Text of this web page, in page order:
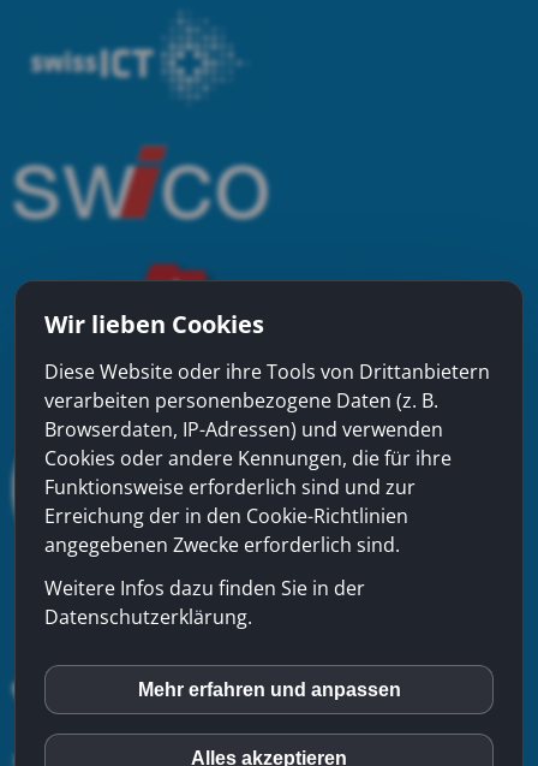
xinfra gmbh - Badstrasse 50 - CH-5200 Brugg - Tel:
Wir lieben Cookies
Diese Website oder ihre Tools von Drittanbietern
verarbeiten personenbezogene Daten (z. B.
Browserdaten, IP-Adressen) und verwenden
Cookies oder andere Kennungen, die für ihre
Funktionsweise erforderlich sind und zur
Erreichung der in den Cookie-Richtlinien
angegebenen Zwecke erforderlich sind.
Weitere Infos dazu finden Sie in der
Datenschutzerklärung.
inCMS
Mehr erfahren und anpassen
Alles akzeptieren